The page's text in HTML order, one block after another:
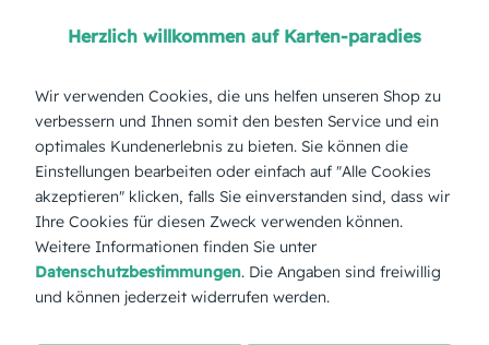
Karten einfach selbst personalisieren
Herzlich willkommen auf Karten-paradies
Wir verwenden Cookies, die uns helfen unseren Shop zu
verbessern und Ihnen somit den besten Service und ein
optimales Kundenerlebnis zu bieten. Sie können die
Einstellungen bearbeiten oder einfach auf "Alle Cookies
akzeptieren" klicken, falls Sie einverstanden sind, dass wir
Ihre Cookies für diesen Zweck verwenden können.
Weitere Informationen finden Sie unter
Datenschutzbestimmungen. Die Angaben sind freiwillig
und können jederzeit widerrufen werden.